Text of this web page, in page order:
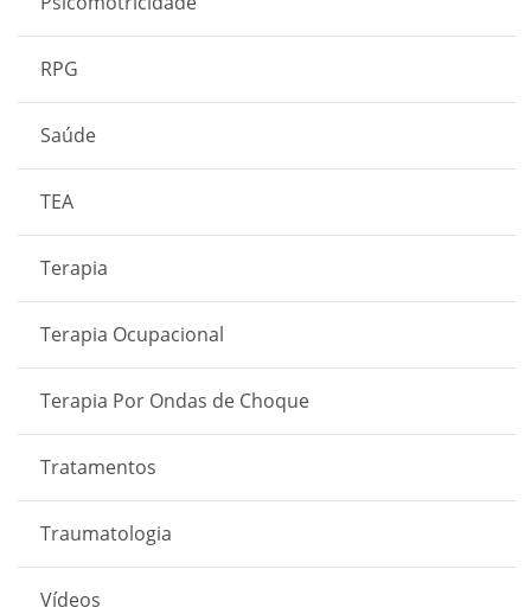
RPG
Saúde
TEA
Terapia
Terapia Ocupacional
Terapia Por Ondas de Choque
Tratamentos
Traumatologia
Vídeos